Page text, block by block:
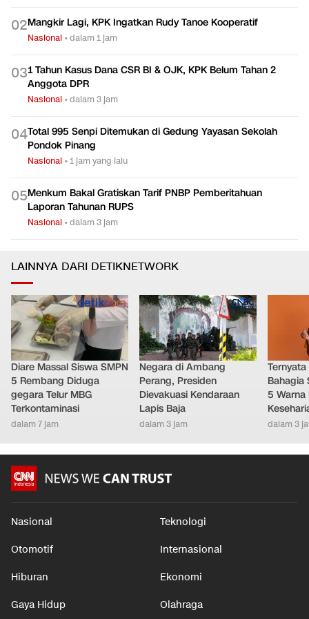
02Mangkir Lagi, KPK Ingatkan Rudy Tanoe Kooperatif
Nasional •dalam 1 jam
031 Tahun Kasus Dana CSR BI & OJK, KPK Belum Tahan 2
Anggota DPR
Nasional •dalam 3 jam
04Total 995 Senpi Ditemukan di Gedung Yayasan Sekolah
Pondok Pinang
Nasional •1 jam yang lalu
05Menkum Bakal Gratiskan Tarif PNBP Pemberitahuan
Laporan Tahunan RUPS
Nasional •dalam 3 jam
LAINNYA DARI DETIKNETWORK
Diare Massal Siswa SMPN
5 Rembang Diduga
gegara Telur MBG
Terkontaminasi
dalam 7 jam
Negara di Ambang
Perang, Presiden
Dievakuasi Kendaraan
Lapis Baja
dalam 3 jam
Bahagia
5
dalam 3
Nasional Teknologi
Otomotif Internasional
Hiburan Ekonomi
Gaya Hidup Olahraga